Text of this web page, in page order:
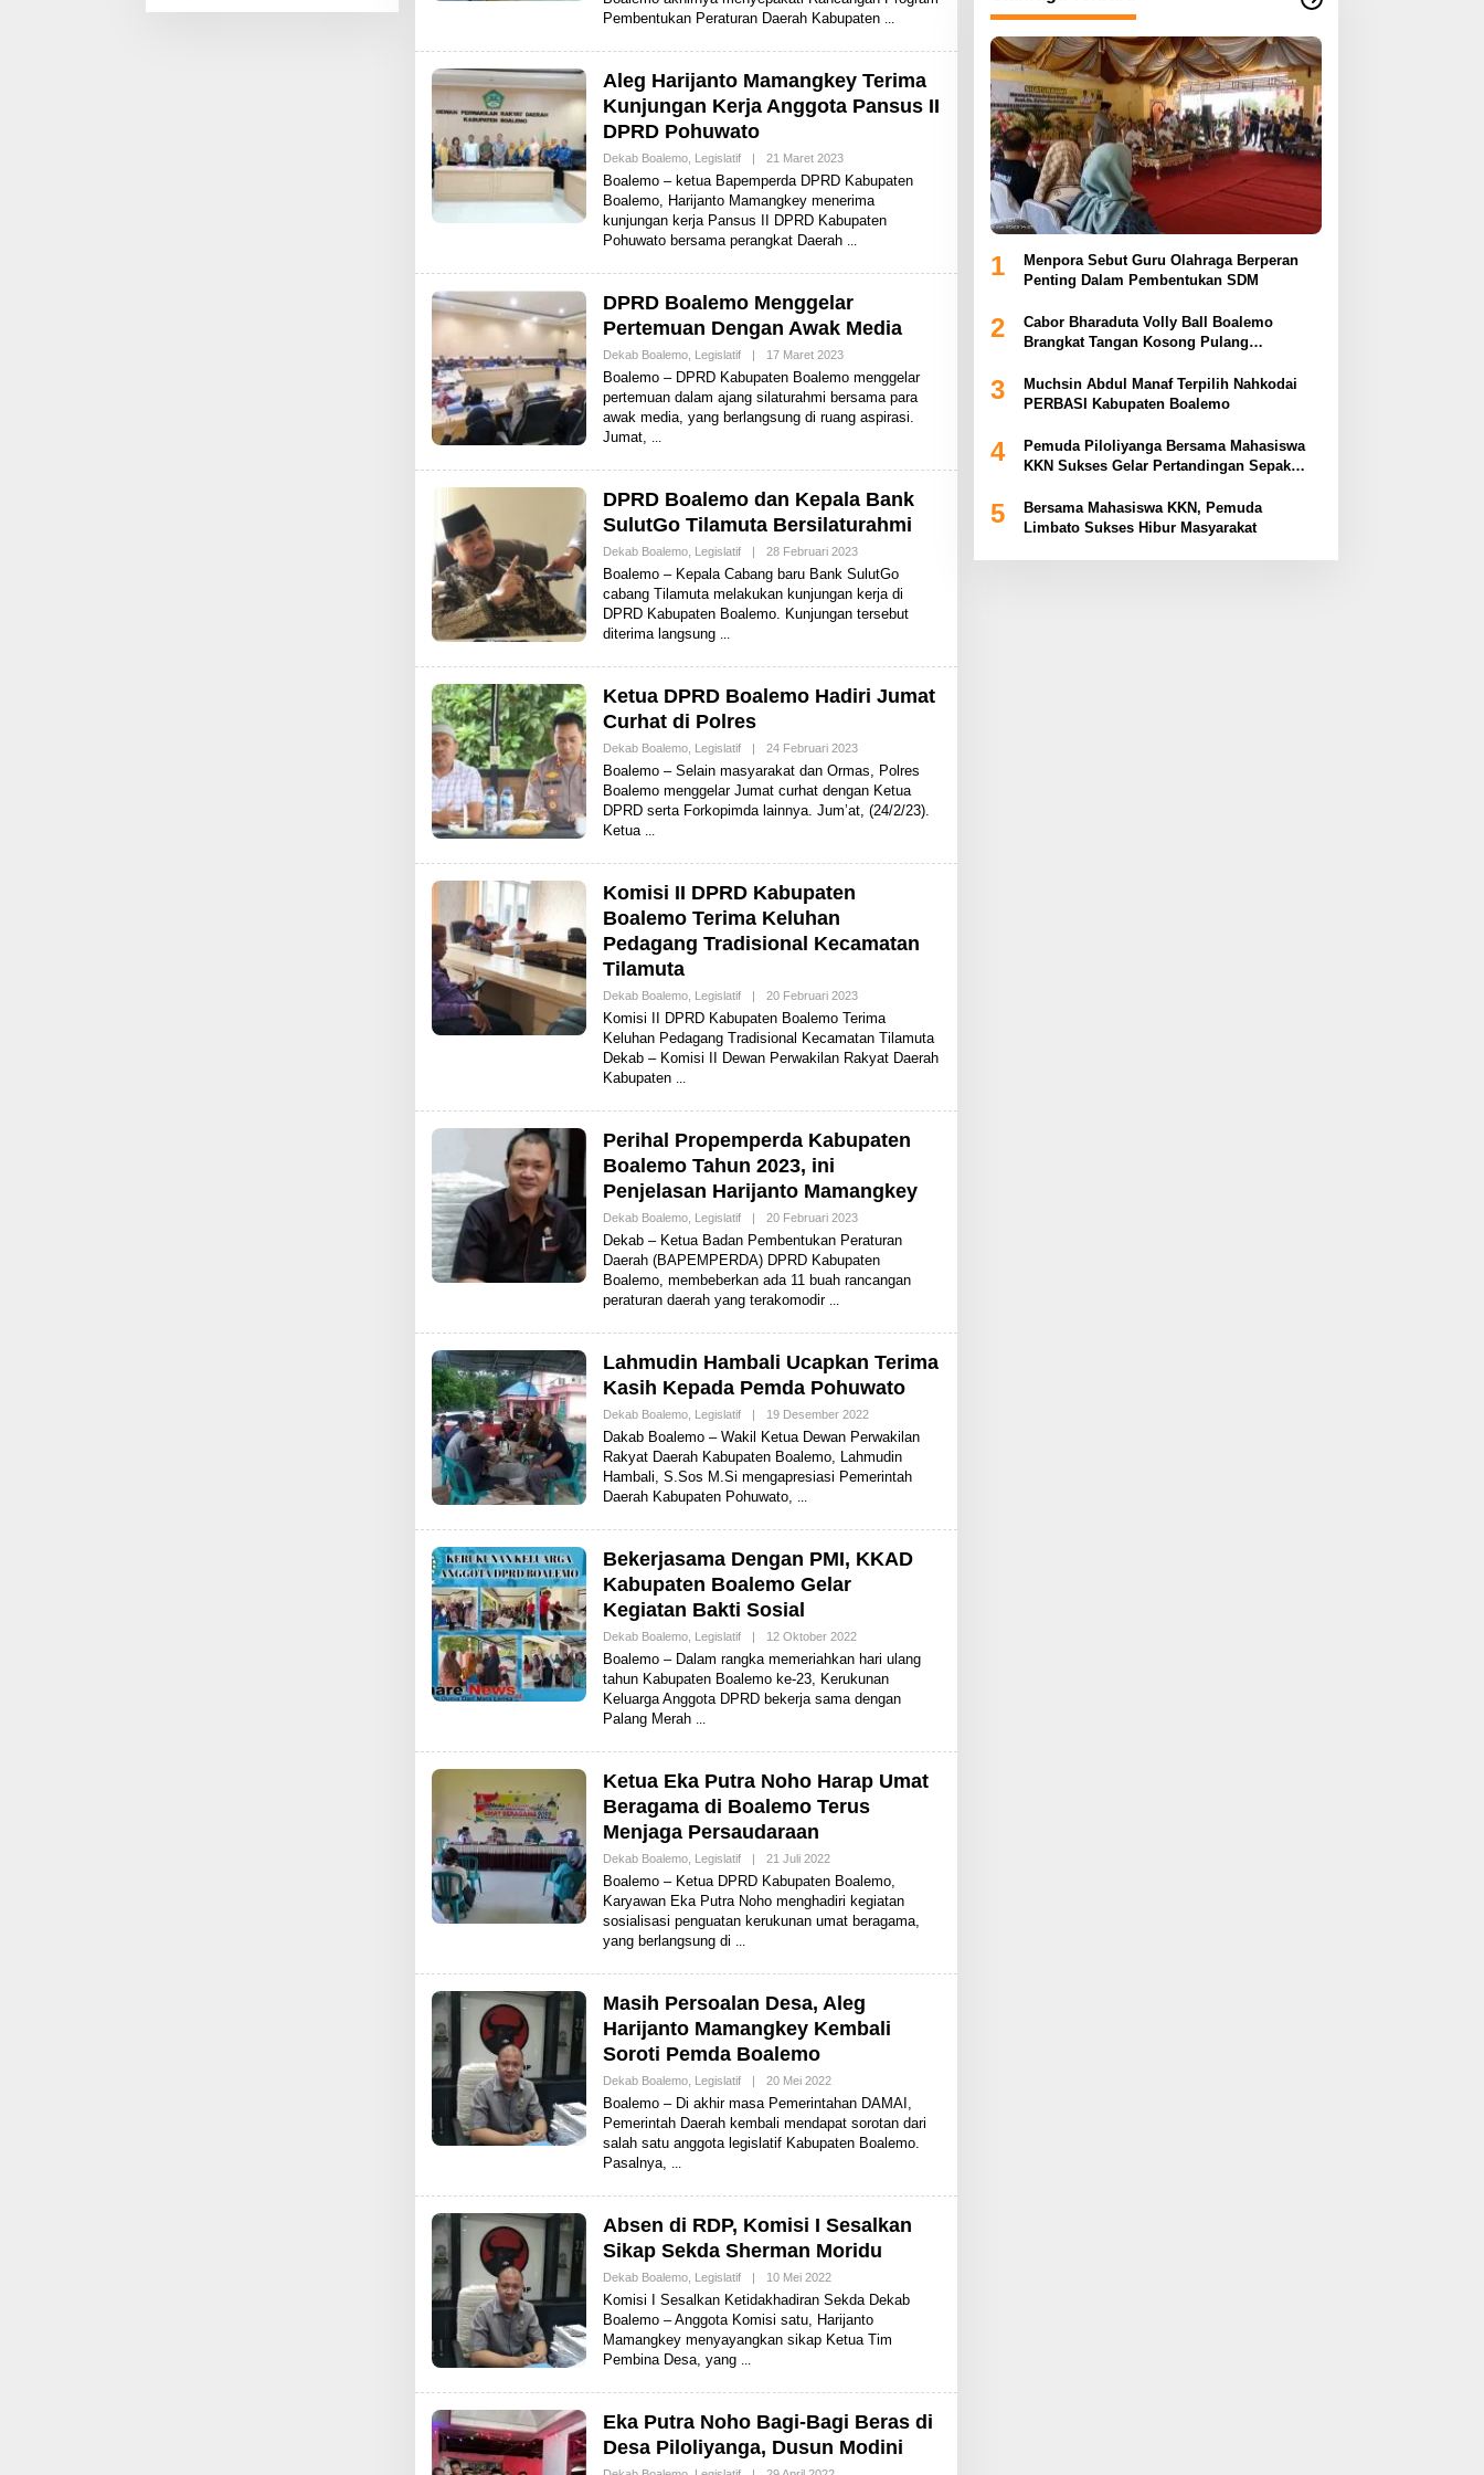
H
N
W
Pembentukan Peraturan Daerah Kabupaten
Aleg Harijanto Mamangkey Terima
Kunjungan Kerja Anggota Pansus II
DPRD Pohuwato
Dekab Boalemo, Legislatif | 21 Maret 2023O
E
H
S
N
E
W
Boalemo – ketua Bapemperda DPRD Kabupaten
Boalemo, Harijanto Mamangkey menerima
kunjungan kerja Pansus II DPRD Kabupaten
Pohuwato bersama perangkat Daerah
DPRD Boalemo Menggelar
Pertemuan Dengan Awak Media
Dekab Boalemo, Legislatif | 17 Maret 2023O
E
H
S
N
E
W
Boalemo – DPRD Kabupaten Boalemo menggelar
pertemuan dalam ajang silaturahmi bersama para
awak media, yang berlangsung di ruang aspirasi.
Jumat,
DPRD Boalemo dan Kepala Bank
SulutGo Tilamuta Bersilaturahmi
Dekab Boalemo, Legislatif | 28 Februari 2023O
E
H
S
N
E
Boalemo – Kepala Cabang baru Bank SulutGo
cabang Tilamuta melakukan kunjungan kerja di
DPRD Kabupaten Boalemo. Kunjungan tersebut
diterima langsung
Ketua DPRD Boalemo Hadiri Jumat
Curhat di Polres
Dekab Boalemo, Legislatif | 24 Februari 2023O
E
H
S
Boalemo – Selain masyarakat dan Ormas, Polres
Boalemo menggelar Jumat curhat dengan Ketua
DPRD serta Forkopimda lainnya. Jum’at, (24/2/23).
Ketua
Komisi II DPRD Kabupaten
Boalemo Terima Keluhan
Pedagang Tradisional Kecamatan
Tilamuta
Dekab Boalemo, Legislatif | 20 Februari 2023O
E
H
S
N
E
Komisi II DPRD Kabupaten Boalemo Terima
Keluhan Pedagang Tradisional Kecamatan Tilamuta
Dekab – Komisi II Dewan Perwakilan Rakyat Daerah
Kabupaten
Perihal Propemperda Kabupaten
Boalemo Tahun 2023, ini
Penjelasan Harijanto Mamangkey
Dekab Boalemo, Legislatif | 20 Februari 2023O
E
H
S
N
E
W
Dekab – Ketua Badan Pembentukan Peraturan
Daerah (BAPEMPERDA) DPRD Kabupaten
Boalemo, membeberkan ada 11 buah rancangan
peraturan daerah yang terakomodir
Lahmudin Hambali Ucapkan Terima
Kasih Kepada Pemda Pohuwato
Dekab Boalemo, Legislatif | 19 Desember 2022O
E
H
S
N
E
Dakab Boalemo – Wakil Ketua Dewan Perwakilan
Rakyat Daerah Kabupaten Boalemo, Lahmudin
Hambali, S.Sos M.Si mengapresiasi Pemerintah
Daerah Kabupaten Pohuwato,
Bekerjasama Dengan PMI, KKAD
Kabupaten Boalemo Gelar
Kegiatan Bakti Sosial
Dekab Boalemo, Legislatif | 12 Oktober 2022O
E
H
S
N
E
W
Boalemo – Dalam rangka memeriahkan hari ulang
tahun Kabupaten Boalemo ke-23, Kerukunan
Keluarga Anggota DPRD bekerja sama dengan
Palang Merah
Ketua Eka Putra Noho Harap Umat
Beragama di Boalemo Terus
Menjaga Persaudaraan
Dekab Boalemo, Legislatif | 21 Juli 2022O
E
H
S
N
E
W
Boalemo – Ketua DPRD Kabupaten Boalemo,
Karyawan Eka Putra Noho menghadiri kegiatan
sosialisasi penguatan kerukunan umat beragama,
yang berlangsung di
Masih Persoalan Desa, Aleg
Harijanto Mamangkey Kembali
Soroti Pemda Boalemo
Dekab Boalemo, Legislatif | 20 Mei 2022O
E
H
S
N
E
W
Boalemo – Di akhir masa Pemerintahan DAMAI,
Pemerintah Daerah kembali mendapat sorotan dari
salah satu anggota legislatif Kabupaten Boalemo.
Pasalnya,
Absen di RDP, Komisi I Sesalkan
Sikap Sekda Sherman Moridu
Dekab Boalemo, Legislatif | 10 Mei 2022O
L
E
H
S
N
E
W
Komisi I Sesalkan Ketidakhadiran Sekda Dekab
Boalemo – Anggota Komisi satu, Harijanto
Mamangkey menyayangkan sikap Ketua Tim
Pembina Desa, yang
Eka Putra Noho Bagi-Bagi Beras di
Desa Piloliyanga, Dusun Modini
1
Menpora Sebut Guru Olahraga Berperan
Penting Dalam Pembentukan SDM
2
Cabor Bharaduta Volly Ball Boalemo
Brangkat Tangan Kosong Pulang
3
Muchsin Abdul Manaf Terpilih Nahkodai
PERBASI Kabupaten Boalemo
4
Pemuda Piloliyanga Bersama Mahasiswa
KKN Sukses Gelar Pertandingan Sepak
5
Bersama Mahasiswa KKN, Pemuda
Limbato Sukses Hibur Masyarakat